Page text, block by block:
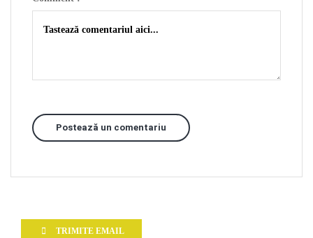
Postează un comentariu
TRIMITE EMAIL